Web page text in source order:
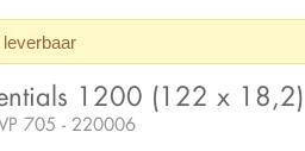
1200 (122 x 18,2)
705 - 220006